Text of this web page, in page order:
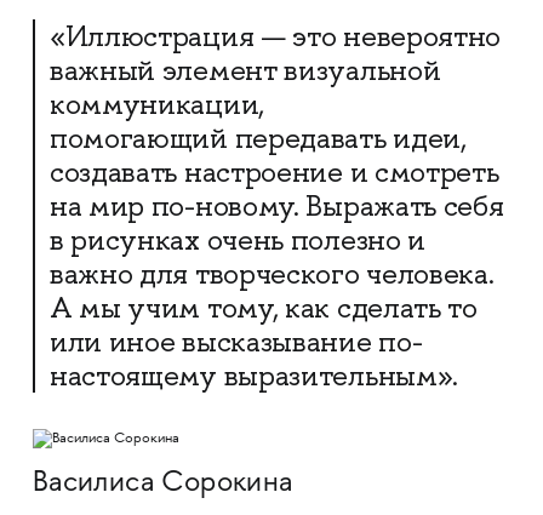
«Иллюстрация — это невероятно
важный элемент визуальной
коммуникации,
помогающий передавать идеи,
создавать настроение и смотреть
на мир по-новому. Выражать себя
в рисунках очень полезно и
важно для творческого человека.
А мы учим тому, как сделать то
или иное высказывание по-
настоящему выразительным».
Василиса Сорокина